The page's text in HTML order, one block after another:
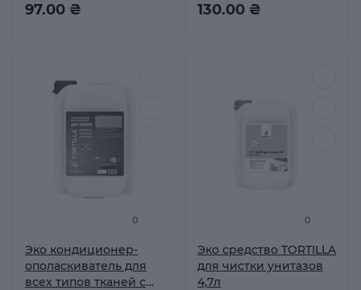
97.00 ₴ 130.00 ₴
0
Эко кондиционер-
ополаскиватель для
всех типов тканей с
0
Эко средство TORTILLA
для чистки унитазов
4,7л